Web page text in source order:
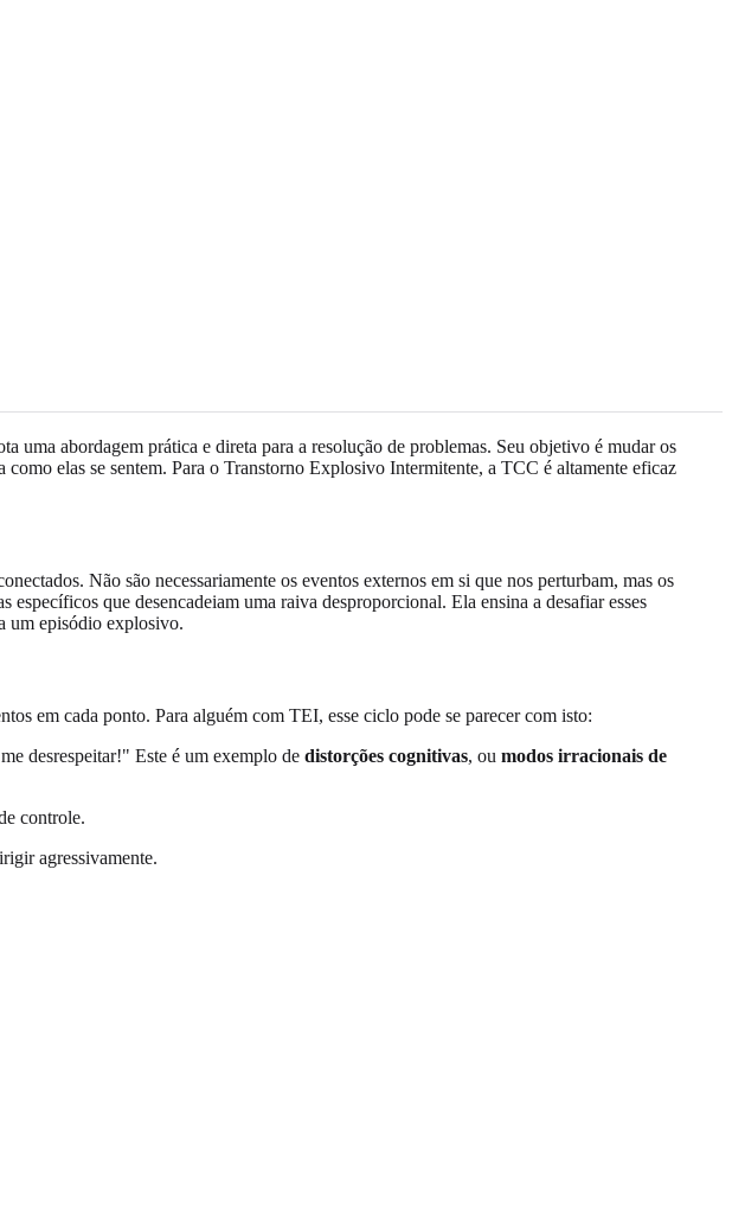
abordagem prática e direta para a resolução de problemas. Seu objetivo é mudar os
elas se sentem. Para o Transtorno Explosivo Intermitente, a TCC é altamente eficaz
Não são necessariamente os eventos externos em si que nos perturbam, mas os
que desencadeiam uma raiva desproporcional. Ela ensina a desafiar esses
um episódio explosivo.
em cada ponto. Para alguém com TEI, esse ciclo pode se parecer com isto:
desrespeitar!" Este é um exemplo de distorções cognitivas, ou modos irracionais de
controle.
agressivamente.